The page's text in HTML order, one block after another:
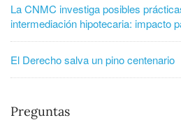
La CNMC investiga posibles
intermediación hipotecaria: impacto
El Derecho salva un pino centenario
Preguntas